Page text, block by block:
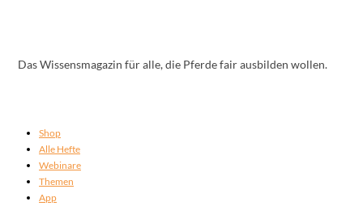
Das Wissensmagazin für alle, die Pferde fair ausbilden wollen.
Shop
Alle Hefte
Webinare
Themen
App